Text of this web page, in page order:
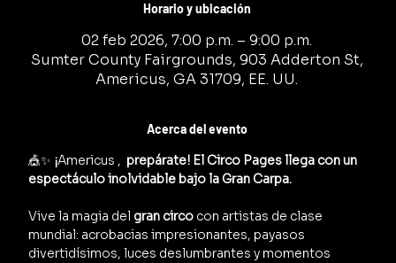
Horario y ubicación
02 feb 2026, 7:00 p.m. – 9:00 p.m.
Sumter County Fairgrounds, 903 Adderton St,
Americus, GA 31709, EE. UU.
Acerca del evento
🎪✨ ¡Americus , prepárate! El Circo Pages llega con un
espectáculo inolvidable bajo la Gran Carpa.
Vive la magia del gran circo con artistas de clase
mundial: acrobacias impresionantes, payasos
divertidísimos, luces deslumbrantes y momentos